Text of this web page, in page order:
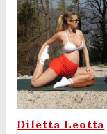
Diletta Leotta